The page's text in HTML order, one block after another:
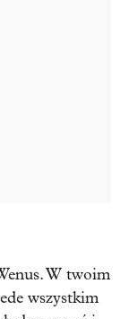
W twoim
wszystkim